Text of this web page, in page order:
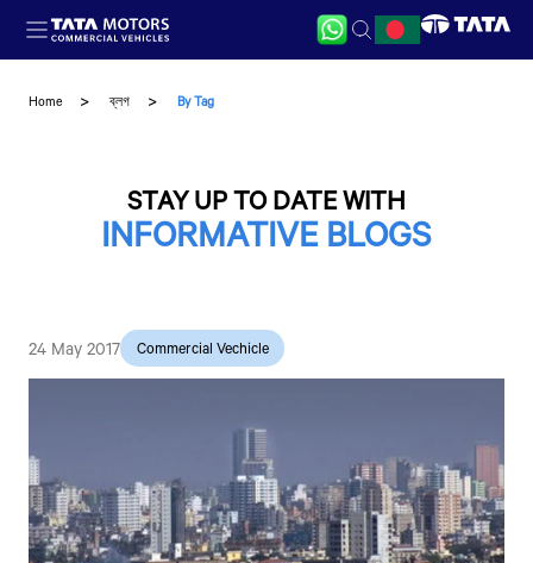
Skip to main content
Home ব্লগ By Tag
STAY UP TO DATE WITH
INFORMATIVE BLOGS
24 May 2017 Commercial Vechicle